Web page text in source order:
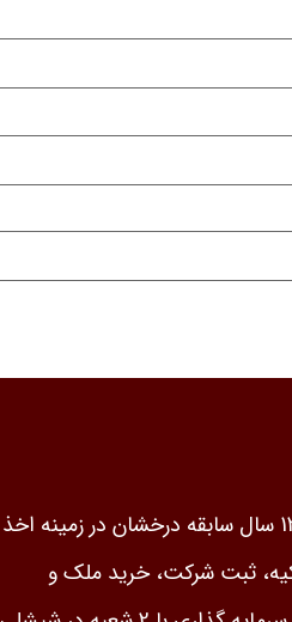
موسسه مشاوره رز با 12 سال سابقه درخشان در زمینه اخذ
ثبت شرکت، خرید ملک و